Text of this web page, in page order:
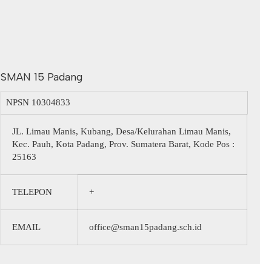
SMAN 15 Padang
NPSN 10304833
JL. Limau Manis, Kubang, Desa/Kelurahan Limau Manis,
Kec. Pauh, Kota Padang, Prov. Sumatera Barat, Kode Pos :
25163
TELEPON +
EMAIL office@sman15padang.sch.id